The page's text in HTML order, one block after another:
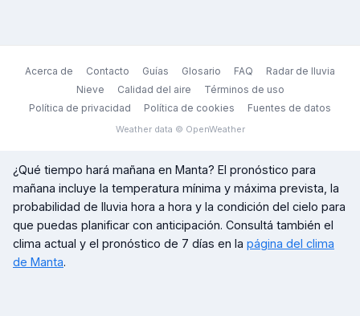
Acerca de Contacto Guías Glosario FAQ
Radar de lluvia
Nieve
Calidad del aire
Términos de uso
Política de privacidad
Política de cookies Fuentes de datos
Weather data © OpenWeather
¿Qué tiempo hará mañana en Manta? El pronóstico para
mañana incluye la temperatura mínima y máxima prevista, la
probabilidad de lluvia hora a hora y la condición del cielo para
que puedas planificar con anticipación. Consultá también el
clima actual y el pronóstico de 7 días en la página del clima
de Manta.